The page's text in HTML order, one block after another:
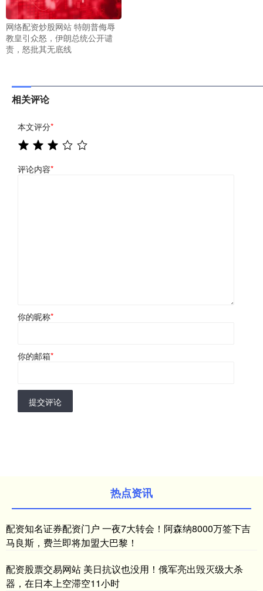
网络配资炒股网站 特朗普侮辱
教皇引众怒，伊朗总统公开谴
责，怒批其无底线
相关评论
本文评分*
评论内容*
你的昵称*
你的邮箱*
提交评论
热点资讯
配资知名证券配资门户 一夜7大转会！阿森纳8000万签下吉
马良斯，费兰即将加盟大巴黎！
配资股票交易网站 美日抗议也没用！俄军亮出毁灭级大杀
器，在日本上空滞空11小时